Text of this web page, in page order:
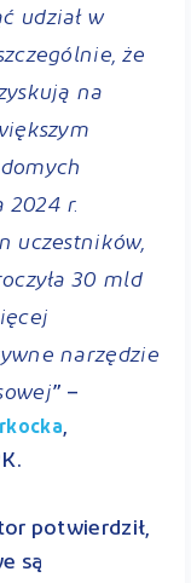
udział w
że
na
2024 r.
uczestników,
30 mld
narzędzie
” –
,
potwierdził,
są